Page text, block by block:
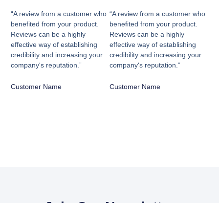
“A review from a customer who
benefited from your product.
Reviews can be a highly
effective way of establishing
credibility and increasing your
company's reputation.”
Customer Name
“A review from a customer who
benefited from your product.
Reviews can be a highly
effective way of establishing
credibility and increasing your
company's reputation.”
Customer Name